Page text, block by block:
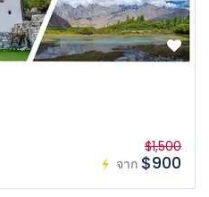
จาก
$1,500
$900